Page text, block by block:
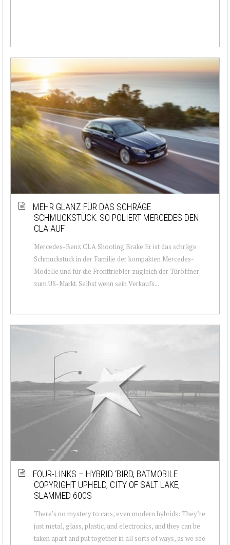
MEHR GLANZ FÜR DAS SCHRÄGE
SCHMUCKSTÜCK: SO POLIERT MERCEDES DEN
CLA AUF
Mercedes-Benz CLA Shooting Brake Er ist das schräge
Schmuckstück in der Familie der kompakten Mercedes-
Modelle und für die Fronttriebler zugleich der Türöffner
zum US-Markt. Selbst wenn sein Verkaufs...
FOUR-LINKS – HYBRID ‘BIRD, BATMOBILE
COPYRIGHT UPHELD, CITY OF SALT LAKE,
SLAMMED 600S
There’s no mystery to cars, even modern hybrids: They’re
just metal, glass, plastic, and electronics, and they can be
taken apart and put together in all sorts of ways, as we see